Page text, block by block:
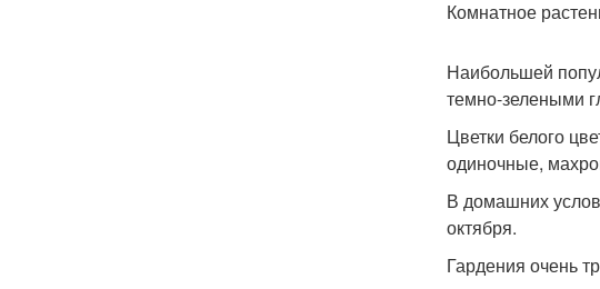
Комнатное
Наибольшей
темно-зелеными
Цветки белого
одиночные,
В домашних
октября.
Гардения очень